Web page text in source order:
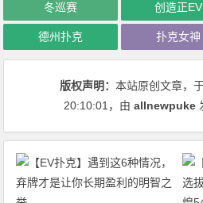
冬巡赛 创造正EV
德州扑克 扑克女神
版权声明：本站原创文章，
20:10:01 ，由allnewpuke